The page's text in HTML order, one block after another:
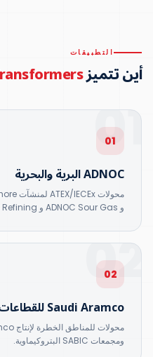
التطبيقات
أين تتميز
01
01
ADNOC البرية والبحرية
و ADNOC Sour Gas و ADNOC Refining.
02
02
Saudi Aramco للقطاعات العليا والسفلى
ومجمعات SABIC البتروكيماوية.